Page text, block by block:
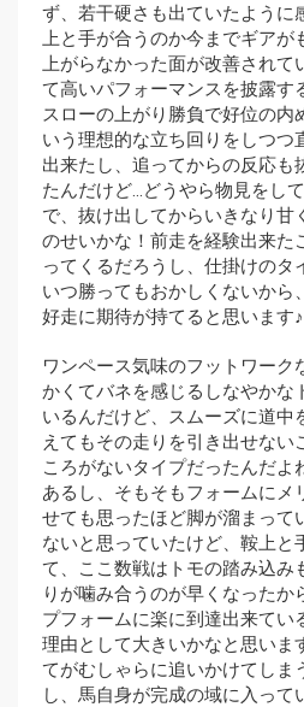
ず、若干硬さも出ていたように
上と手が合うのか今までギア
上がらなかった面が改善され
て高いパフォーマンスを披露す
スローの上がり勝負で好位の内
いう理想的な立ち回りをしつつ
出来たし、追ってからの反応も
たんだけど…どうやら物見をし
で、抜け出してからいきなり甘
のせいかな！前走を経験出来た
ってくるだろうし、仕掛けのタ
いつ勝ってもおかしくないから
好走に期待が持てると思います♪
ワンペース気味のフットワーク
かくてバネを感じるしなやかな
いるんだけど、スムーズに道中
えてもその走りを引き出せない
ころがないタイプだったんだよ
あるし、そもそもフォームにメ
せても思ったほど脚が溜まって
ないと思っていたけど、鞍上と
て、ここ数戦はトモの踏み込み
りが噛み合うのが早くなったか
プフォームに楽に到達出来てい
理由として大きいかなと思いま
てがむしゃらに追いかけてしま
し、馬自身が完成の域に入って